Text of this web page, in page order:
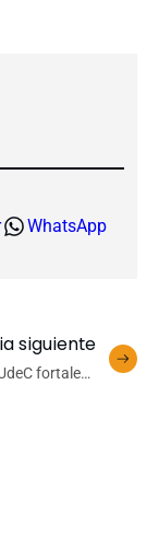
WhatsApp
siguiente
fortalece